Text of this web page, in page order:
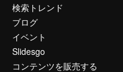
検索トレンド
ブログ
イベント
Slidesgo
コンテンツを販売する